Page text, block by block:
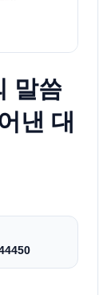
말씀
낸 대